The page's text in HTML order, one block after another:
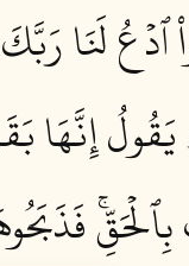
ٱدۡعُ لَنَا
يَقُولُ إِنَّهَا